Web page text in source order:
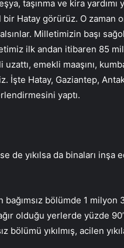
taşınma ve kira yardımı
Hatay görürüz. O zaman
Milletimizin başı
ilk andan itibaren 85
emekli maaşını,
İşte Hatay, Gaziantep,
yaptı.
de yıkılsa da binaları inşa
bölümde 1 milyon
olduğu yerlerde yüzde
bölümü yıkılmış, acilen